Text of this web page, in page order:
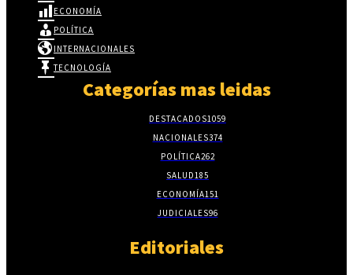
ECONOMÍA
POLÍTICA
INTERNACIONALES
TECNOLOGÍA
Categorías mas leidas
DESTACADOS1059
NACIONALES374
POLÍTICA262
SALUD185
ECONOMÍA151
JUDICIALES96
Editoriales